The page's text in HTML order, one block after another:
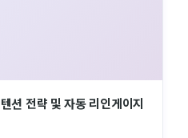
션 전략 및 자동 리인게이지